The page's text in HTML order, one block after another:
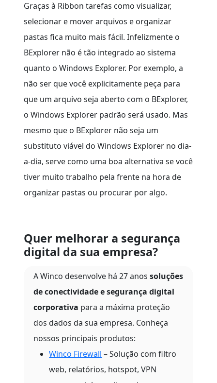
Graças à Ribbon tarefas como visualizar,
selecionar e mover arquivos e organizar
pastas fica muito mais fácil. Infelizmente o
BExplorer não é tão integrado ao sistema
quanto o Windows Explorer. Por exemplo, a
não ser que você explicitamente peça para
que um arquivo seja aberto com o BExplorer,
o Windows Explorer padrão será usado. Mas
mesmo que o BExplorer não seja um
substituto viável do Windows Explorer no dia-
a-dia, serve como uma boa alternativa se você
tiver muito trabalho pela frente na hora de
organizar pastas ou procurar por algo.
Quer melhorar a segurança
digital da sua empresa?
A Winco desenvolve há 27 anossoluções
de conectividade e segurança digital
corporativa para a máxima proteção
dos dados da sua empresa. Conheça
nossos principais produtos:
Winco Firewall – Solução com filtro
web, relatórios, hotspot, VPN